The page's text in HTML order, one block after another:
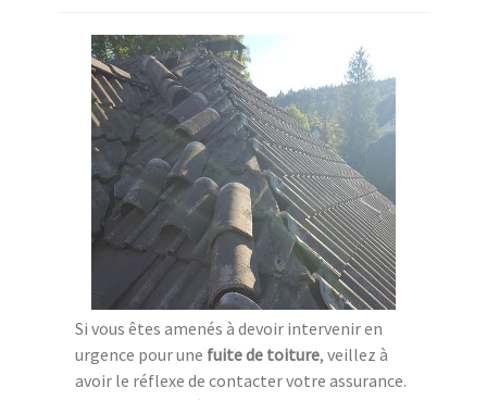
Si vous êtes amenés à devoir intervenir en
urgence pour une fuite de toiture, veillez à
avoir le réflexe de contacter votre assurance.